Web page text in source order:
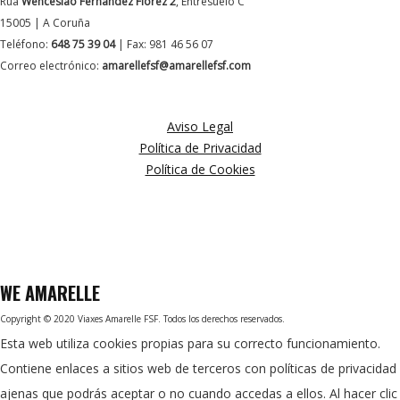
15005 | A Coruña
Teléfono: 648 75 39 04| Fax: 981 46 56 07
Correo electrónico: amarellefsf@amarellefsf.com
Aviso Legal
Política de Privacidad
Política de Cookies
WEAMARELLE
Copyright © 2020 Viaxes Amarelle FSF. Todos los derechos reservados.
Esta web utiliza cookies propias para su correcto funcionamiento.
Contiene enlaces a sitios web de terceros con políticas de privacidad
ajenas que podrás aceptar o no cuando accedas a ellos. Al hacer clic